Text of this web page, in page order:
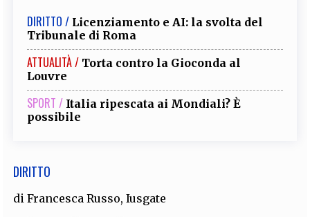
DIRITTO / Licenziamento e AI: la svolta del
Tribunale di Roma
ATTUALITÀ / Torta contro la Gioconda al
Louvre
SPORT / Italia ripescata ai Mondiali? È
possibile
DIRITTO
diFrancesca Russo,Iusgate